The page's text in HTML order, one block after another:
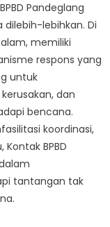
Pandeglang
lebihkan. Di
memiliki
respons yang
untuk
dan
bencana.
koordinasi,
BPBD
tantangan tak